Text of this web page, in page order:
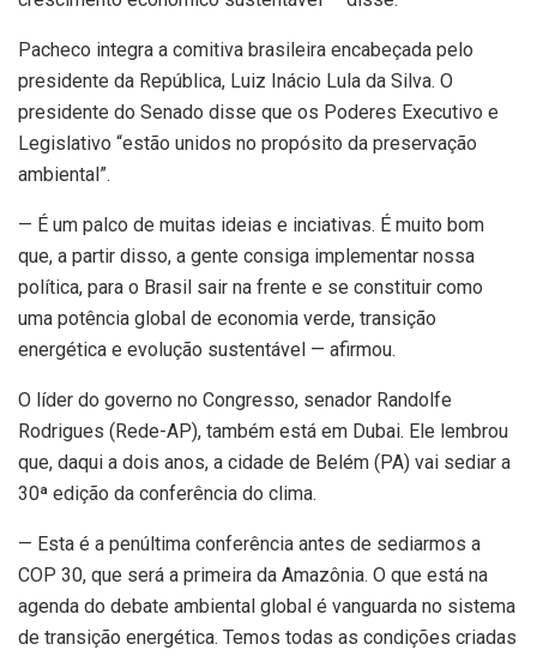
Pacheco integra a comitiva brasileira encabeçada pelo
presidente da República, Luiz Inácio Lula da Silva. O
presidente do Senado disse que os Poderes Executivo e
Legislativo “estão unidos no propósito da preservação
ambiental”.
— É um palco de muitas ideias e inciativas. É muito bom
que, a partir disso, a gente consiga implementar nossa
política, para o Brasil sair na frente e se constituir como
uma potência global de economia verde, transição
energética e evolução sustentável — afirmou.
O líder do governo no Congresso, senador Randolfe
Rodrigues (Rede-AP), também está em Dubai. Ele lembrou
que, daqui a dois anos, a cidade de Belém (PA) vai sediar a
30ª edição da conferência do clima.
— Esta é a penúltima conferência antes de sediarmos a
COP 30, que será a primeira da Amazônia. O que está na
agenda do debate ambiental global é vanguarda no sistema
de transição energética. Temos todas as condições criadas